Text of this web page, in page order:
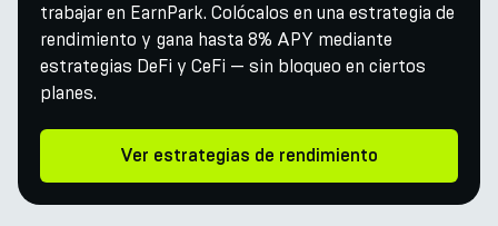
trabajar en EarnPark. Colócalos en una estrategia de
rendimiento y gana hasta 8% APY mediante
estrategias DeFi y CeFi — sin bloqueo en ciertos
planes.
Ver estrategias de rendimiento